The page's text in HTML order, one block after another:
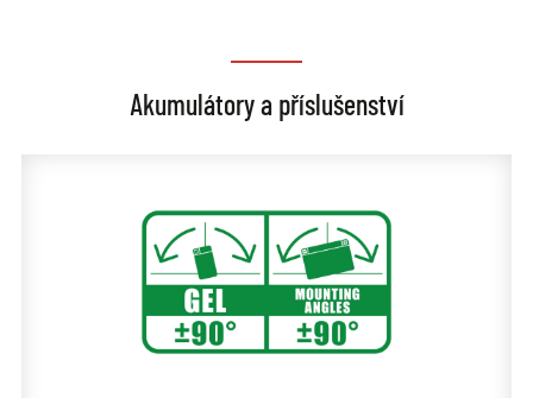
Akumulátory a příslušenství